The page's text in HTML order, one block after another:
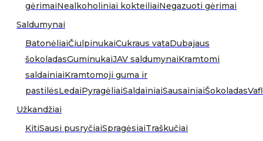
gėrimaiNealkoholiniai kokteiliaiNegazuoti gėrimai
Saldumynai
BatonėliaiČiulpinukaiCukraus vataDubajaus
šokoladasGuminukaiJAV saldumynaiKramtomi
saldainiaiKramtomoji guma ir
pastilėsLedaiPyragėliaiSaldainiaiSausainiaiŠokoladas
Užkandžiai
KitiSausi pusryčiaiSpragėsiaiTraškučiai